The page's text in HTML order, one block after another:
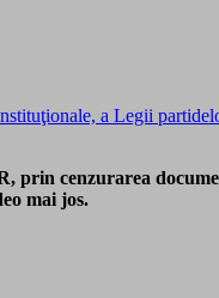
a Legii
cenzurarea
mai jos.